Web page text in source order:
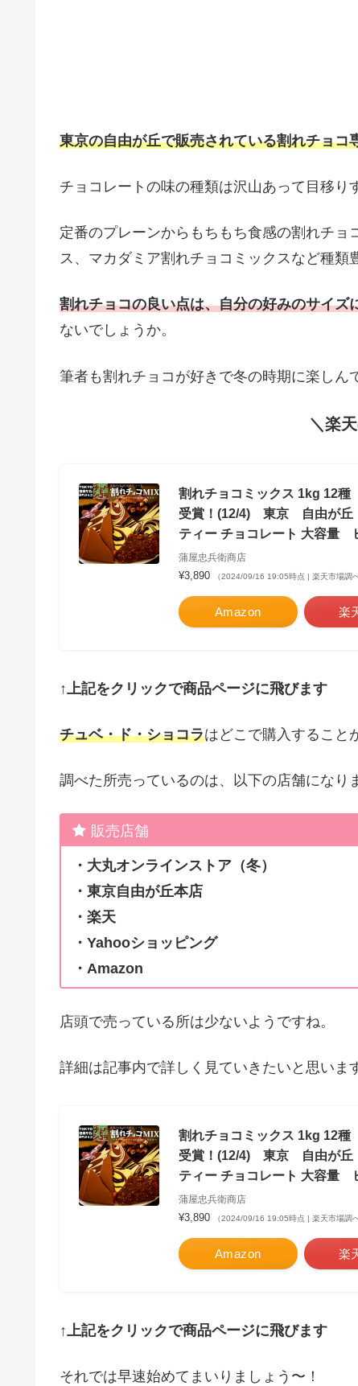
東京の自由が丘で販売されている割れチョコ
チョコレートの味の種類は沢山あって目移り
定番のプレーンからもちもち食感の割れチ
ス、マカダミア割れチョコミックスなど種類
割れチョコの良い点は、自分の好みのサイ
ないでしょうか。
筆者も割れチョコが好きで冬の時期に楽しん
＼楽
割れチョコミックス 1kg 12
受賞！(12/4) 東京 自由が丘
ティー チョコレート 大容量
蒲屋忠兵衛商店
¥3,890 （2024/09/16 19:05時点 | 楽天市場調べ
Amazon 楽
↑上記をクリックで商品ページに飛びます
チュベ・ド・ショコラはどこで購入すること
調べた所売っているのは、以下の店舗になり
販売店舗
・大丸オンラインストア（冬）
・東京自由が丘本店
・楽天
・Yahooショッピング
・Amazon
店頭で売っている所は少ないようですね。
詳細は記事内で詳しく見ていきたいと思いま
割れチョコミックス 1kg 12
受賞！(12/4) 東京 自由が丘
ティー チョコレート 大容量
蒲屋忠兵衛商店
¥3,890 （2024/09/16 19:05時点 | 楽天市場調べ
Amazon 楽
↑上記をクリックで商品ページに飛びます
それでは早速始めてまいりましょう〜！